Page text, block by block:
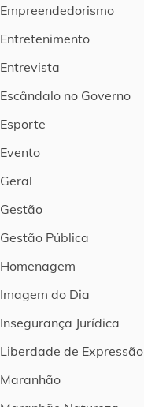
Empreendedorismo
Entretenimento
Entrevista
Escândalo no Governo
Esporte
Evento
Geral
Gestão
Gestão Pública
Homenagem
Imagem do Dia
Insegurança Jurídica
Liberdade de Expressão
Maranhão